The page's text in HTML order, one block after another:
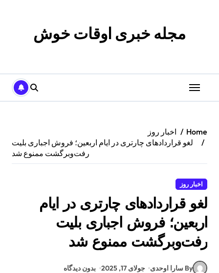
مجله خبری اوقات خوش
Home
اخبار روز
لغو قراردادهای چارتری در ایام اربعین؛ فروش اجباری بلیت
رفت‌وبرگشت ممنوع شد
اخبار روز
لغو قراردادهای چارتری در ایام
اربعین؛ فروش اجباری بلیت
رفت‌وبرگشت ممنوع شد
By سارا اوحدی جولای 17, 2025 بدون دیدگاه